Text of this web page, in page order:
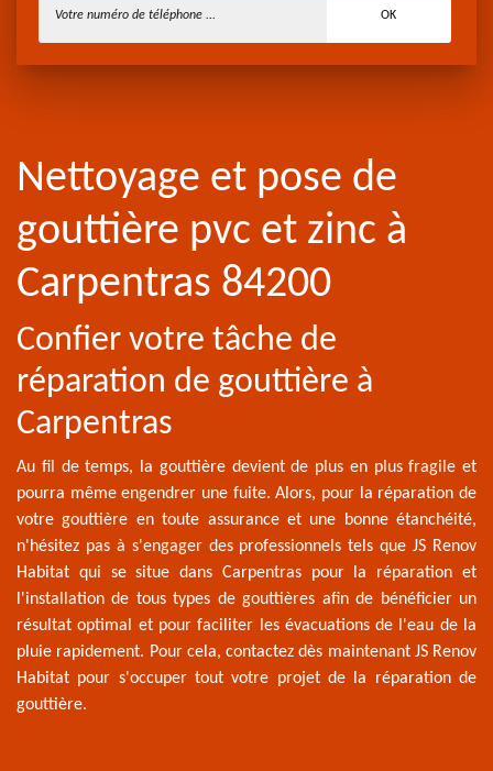
Nettoyage et pose de
gouttière pvc et zinc à
Carpentras 84200
Confier votre tâche de
réparation de gouttière à
Carpentras
Au fil de temps, la gouttière devient de plus en plus fragile et
pourra même engendrer une fuite. Alors, pour la réparation de
votre gouttière en toute assurance et une bonne étanchéité,
n'hésitez pas à s'engager des professionnels tels que JS Renov
Habitat qui se situe dans Carpentras pour la réparation et
l'installation de tous types de gouttières afin de bénéficier un
résultat optimal et pour faciliter les évacuations de l'eau de la
pluie rapidement. Pour cela, contactez dès maintenant JS Renov
Habitat pour s'occuper tout votre projet de la réparation de
gouttière.